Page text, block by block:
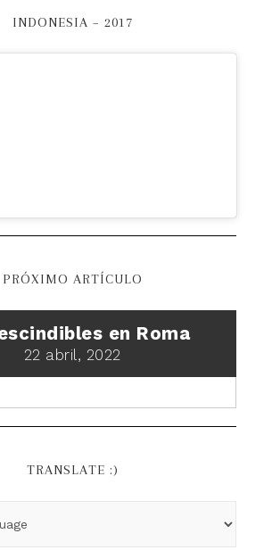
INDONESIA – 2017
PRÓXIMO ARTÍCULO
en Roma
22 abril, 2022
TRANSLATE :)